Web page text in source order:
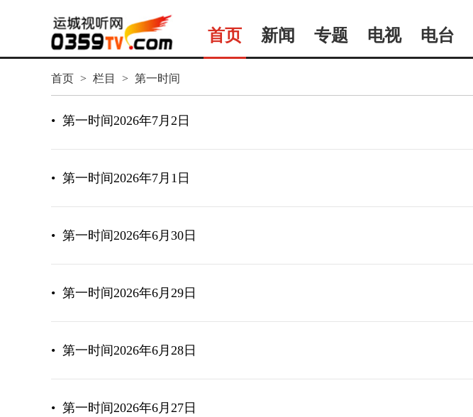
首页 新闻 专题 电视 电台
首页 > 栏目 > 第一时间
• 第一时间2026年7月2日
• 第一时间2026年7月1日
• 第一时间2026年6月30日
• 第一时间2026年6月29日
• 第一时间2026年6月28日
• 第一时间2026年6月27日